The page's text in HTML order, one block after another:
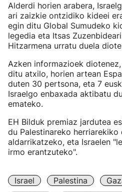
Alderdi horien arabera,
ari zaizkie ontzidiko kideei
egin ditu Global Sumudeko
legedia eta Itsas
Hitzarmena urratu duela
Azken informazioek
ditu atxilo, horien artean
duten 30 pertsona, eta 7
Israelgo enbaxada aktibatu
emateko.
EH Bilduk premiaz jardutea
du Palestinareko herriarekiko
aldarrikatzeko, eta Israelen
irmo erantzuteko".
Israel Palestina